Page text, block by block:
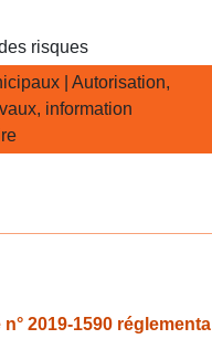
risques
| Autorisation,
information
2019-1590 réglementa